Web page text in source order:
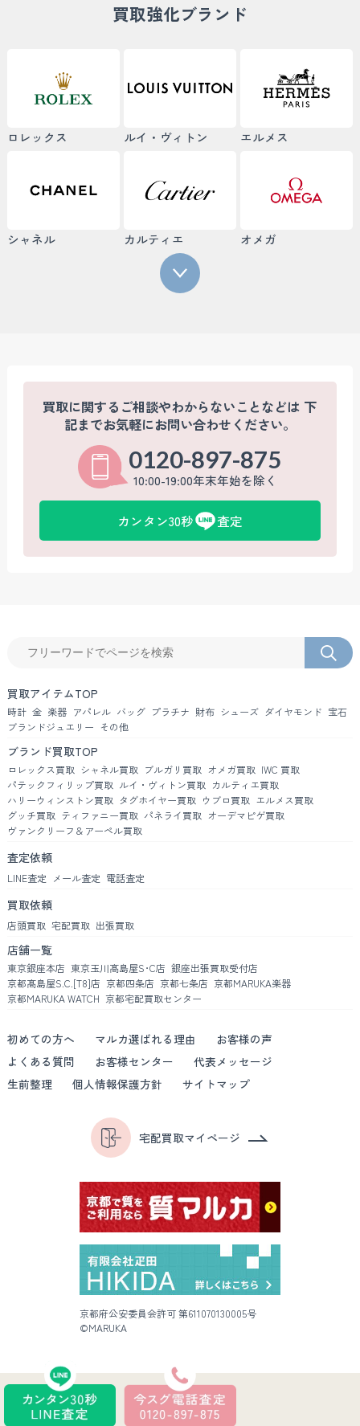
買取強化ブランド
ロレックス ルイ・ヴィトン エルメス
シャネル カルティエ オメガ
買取に関するご相談やわからないことなどは 下
記までお気軽にお問い合わせください。
0120-897-875
10:00-19:00年末年始を除く
カンタン30秒 査定
買取アイテムTOP
時計 金 楽器 アパレル バッグ プラチナ 財布 シューズ ダイヤモンド 宝石
ブランドジュエリー その他
ブランド買取TOP
ロレックス買取 シャネル買取 ブルガリ買取 オメガ買取 IWC 買取
パテックフィリップ買取 ルイ・ヴィトン買取 カルティエ買取
ハリーウィンストン買取 タグホイヤー買取 ウブロ買取 エルメス買取
グッチ買取 ティファニー買取 パネライ買取 オーデマピゲ買取
ヴァンクリーフ＆アーペル買取
査定依頼
LINE査定 メール査定 電話査定
買取依頼
店頭買取 宅配買取 出張買取
店舗一覧
東京銀座本店 東京玉川髙島屋S･C店 銀座出張買取受付店
京都髙島屋S.C.[T8]店 京都四条店 京都七条店 京都MARUKA楽器
京都MARUKA WATCH 京都宅配買取センター
初めての方へ マルカ選ばれる理由
お客様の声
よくある質問
お客様センター
代表メッセージ
生前整理
個人情報保護方針 サイトマップ
宅配買取マイページ
京都府公安委員会許可 第611070130005号
©MARUKA